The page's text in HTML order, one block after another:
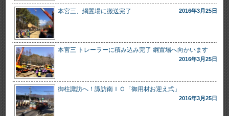
本宮三、綱置場に搬送完了 2016年3月25日
本宮三 トレーラーに積み込み完了 綱置場へ向かいます
2016年3月25日
御柱諏訪へ！諏訪南ＩＣ「御用材お迎え式」
2016年3月25日